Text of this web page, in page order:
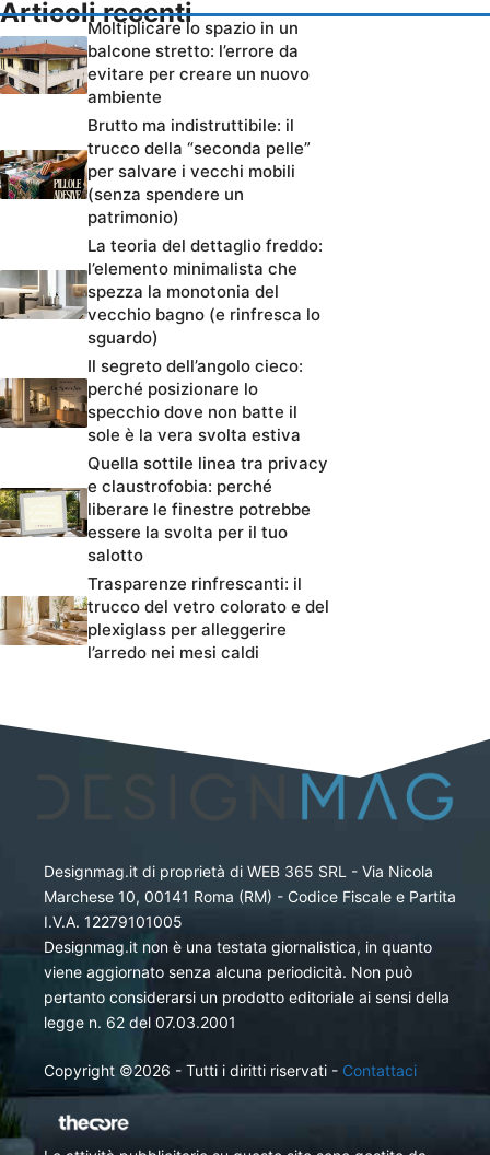
Articoli recenti
Moltiplicare lo spazio in un
balcone stretto: l’errore da
evitare per creare un nuovo
ambiente
Brutto ma indistruttibile: il
trucco della “seconda pelle”
per salvare i vecchi mobili
(senza spendere un
patrimonio)
La teoria del dettaglio freddo:
l’elemento minimalista che
spezza la monotonia del
vecchio bagno (e rinfresca lo
sguardo)
Il segreto dell’angolo cieco:
perché posizionare lo
specchio dove non batte il
sole è la vera svolta estiva
Quella sottile linea tra privacy
e claustrofobia: perché
liberare le finestre potrebbe
essere la svolta per il tuo
salotto
Trasparenze rinfrescanti: il
trucco del vetro colorato e del
plexiglass per alleggerire
l’arredo nei mesi caldi
Designmag.it di proprietà di WEB 365 SRL - Via Nicola
Marchese 10, 00141 Roma (RM) - Codice Fiscale e Partita
I.V.A. 12279101005
Designmag.it non è una testata giornalistica, in quanto
viene aggiornato senza alcuna periodicità. Non può
pertanto considerarsi un prodotto editoriale ai sensi della
legge n. 62 del 07.03.2001
Copyright ©2026 - Tutti i diritti riservati - Contattaci